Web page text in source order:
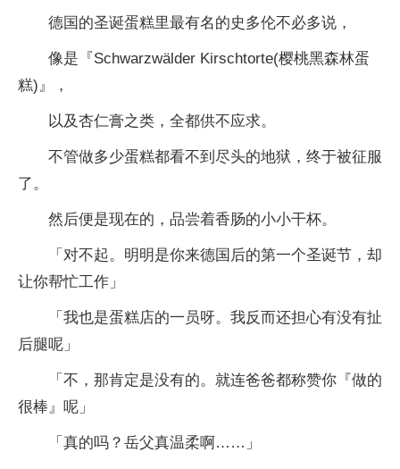
德国的圣诞蛋糕里最有名的史多伦不必多说，
像是『Schwarzwälder Kirschtorte(樱桃黑森林蛋
糕)』，
以及杏仁膏之类，全都供不应求。
不管做多少蛋糕都看不到尽头的地狱，终于被征服
了。
然后便是现在的，品尝着香肠的小小干杯。
「对不起。明明是你来德国后的第一个圣诞节，却
让你帮忙工作」
「我也是蛋糕店的一员呀。我反而还担心有没有扯
后腿呢」
「不，那肯定是没有的。就连爸爸都称赞你『做的
很棒』呢」
「真的吗？岳父真温柔啊……」